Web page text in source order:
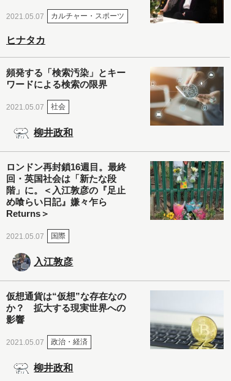
2021.05.07 カルチャー・スポーツ
ヒナタカ
頻発する「検索汚染」とキー
ワードによる検索の限界
2021.05.07 社会
柳井政和
ロンドン再封鎖16週目。最終
回・英国社会は「新たな段
階」に。＜入江敦彦の『足止
め喰らい日記』嫌々乍ら
Returns＞
2021.05.07 国際
入江敦彦
仮想通貨は“仮想”な存在なの
か？ 拡大する現実世界への
影響
2021.05.07 政治・経済
柳井政和